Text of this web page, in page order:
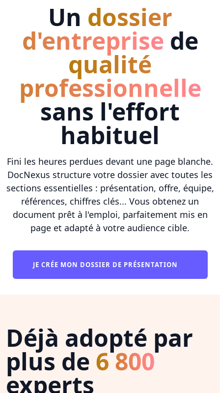
Un dossier
d'entreprise de
qualité
professionnelle
sans l'effort
habituel
Fini les heures perdues devant une page blanche.
DocNexus structure votre dossier avec toutes les
sections essentielles : présentation, offre, équipe,
références, chiffres clés... Vous obtenez un
document prêt à l'emploi, parfaitement mis en
page et adapté à votre audience cible.
JE CRÉE MON DOSSIER DE PRÉSENTATION
Déjà adopté par
plus de 6 800
experts